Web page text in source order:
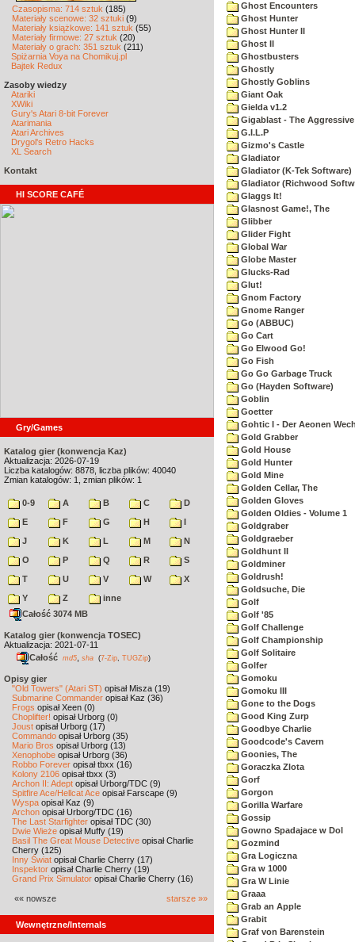
Czasopisma: 714 sztuk (185)
Materiały scenowe: 32 sztuki (9)
Materiały książkowe: 141 sztuk (55)
Materiały firmowe: 27 sztuk (20)
Materiały o grach: 351 sztuk (211)
Spiżarnia Voya na Chomikuj.pl
Bajtek Redux
Zasoby wiedzy
Atariki
XWiki
Gury's Atari 8-bit Forever
Atarimania
Atari Archives
Drygol's Retro Hacks
XL Search
Kontakt
HI SCORE CAFÉ
Gry/Games
Katalog gier (konwencja Kaz)
Aktualizacja: 2026-07-19
Liczba katalogów: 8878, liczba plików: 40040
Zmian katalogów: 1, zmian plików: 1
0-9 A B C
D
E
F G H
I
J
K L M
N
O
P Q R
S
T
U V W
X
Y
Z
inne
Całość 3074 MB
Katalog gier (konwencja TOSEC)
Aktualizacja: 2021-07-11
Całość md5 sha (7-Zip TUGZip)
Opisy gier
"Old Towers" (Atari ST) opisał Misza (19)
Submarine Commander opisał Kaz (36)
Frogs opisał Xeen (0)
Choplifter! opisał Urborg (0)
Joust opisał Urborg (17)
Commando opisał Urborg (35)
Mario Bros opisał Urborg (13)
Xenophobe opisał Urborg (36)
Robbo Forever opisał tbxx (16)
Kolony 2106 opisał tbxx (3)
Archon II: Adept opisał Urborg/TDC (9)
Spitfire Ace/Hellcat Ace opisał Farscape (9)
Wyspa opisał Kaz (9)
Archon opisał Urborg/TDC (16)
The Last Starfighter opisał TDC (30)
Dwie Wieże opisał Muffy (19)
Basil The Great Mouse Detective opisał Charlie
Cherry (125)
Inny Świat opisał Charlie Cherry (17)
Inspektor opisał Charlie Cherry (19)
Grand Prix Simulator opisał Charlie Cherry (16)
«« nowsze starsze »»
Wewnętrzne/Internals
Ghost Encounters
Ghost Hunter
Ghost Hunter II
Ghost II
Ghostbusters
Ghostly
Ghostly Goblins
Giant Oak
Gielda v1.2
Gigablast - The
G.I.L.P
Gizmo's Castle
Gladiator
Gladiator (K-Tek Software)
Gladiator (Richwood
Glaggs It!
Glasnost Game!, The
Glibber
Glider Fight
Global War
Globe Master
Glucks-Rad
Glut!
Gnom Factory
Gnome Ranger
Go (ABBUC)
Go Cart
Go Elwood Go!
Go Fish
Go Go Garbage Truck
Go (Hayden Software)
Goblin
Goetter
Gohtic I - Der Aeonen
Gold Grabber
Gold House
Gold Hunter
Gold Mine
Golden Cellar, The
Golden Gloves
Golden Oldies - Volume 1
Goldgraber
Goldgraeber
Goldhunt II
Goldminer
Goldrush!
Goldsuche, Die
Golf
Golf '85
Golf Challenge
Golf Championship
Golf Solitaire
Golfer
Gomoku
Gomoku III
Gone to the Dogs
Good King Zurp
Goodbye Charlie
Goodcode's Cavern
Goonies, The
Goraczka Zlota
Gorf
Gorgon
Gorilla Warfare
Gossip
Gowno Spadajace w Dol
Gozmind
Gra Logiczna
Gra w 1000
Gra W Linie
Graaa
Grab an Apple
Grabit
Graf von Barenstein